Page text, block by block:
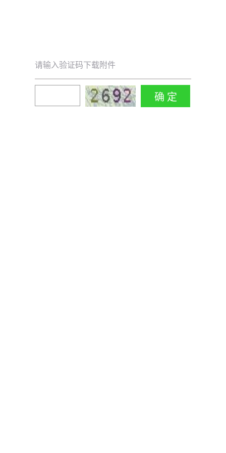
请输入验证码下载附件